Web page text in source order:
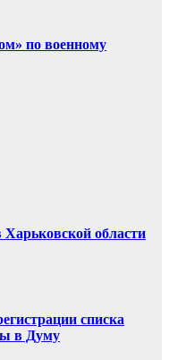
по военному
области
списка
в Думу